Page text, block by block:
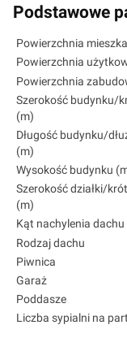
Podstawowe
Powierzchnia
Powierzchnia
Powierzchnia
Szerokość budynku/
(m)
Długość budynku/
(m)
Wysokość budynku
Szerokość działki/
(m)
Kąt nachylenia dachu
Rodzaj dachu
Piwnica
Garaż
Poddasze
Liczba sypialni na